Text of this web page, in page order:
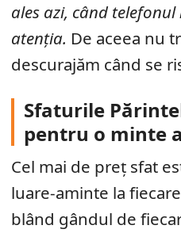
ales azi, când
atenția. De aceea nu
descurajăm când se
Sfaturile
pentru o minte
Cel mai de preț sfat
luare-aminte la
blând gândul de